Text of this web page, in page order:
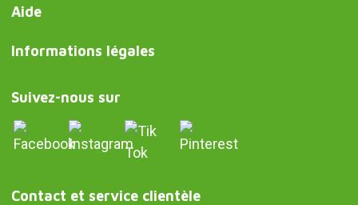
Aide
Informations légales
Suivez-nous sur
Contact et service clientèle